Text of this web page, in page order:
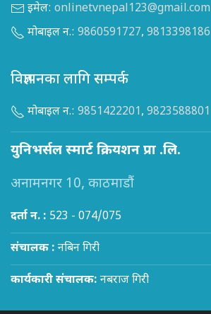
इमेल: onlinetvnepal123@gmail.com
मोबाइल न.: 9860591727, 9813398186
विज्ञापनका लागि सम्पर्क
मोबाइल न.: 9851422201, 9823588801
युनिभर्सल स्मार्ट क्रियशन प्रा .लि.
अनामनगर 10, काठमाडौं
दर्ता न. : 523 - 074/075
संचालक : नबिन गिरी
कार्यकारी संचालक: नबराज गिरी